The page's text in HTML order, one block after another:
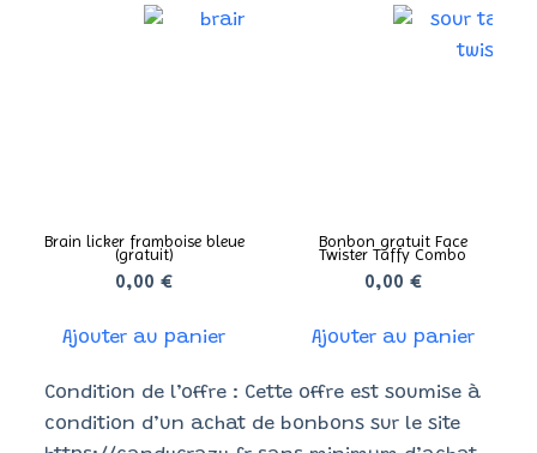
Brain licker framboise bleue
(gratuit)
0,00€
Ajouter au panier
Bonbon gratuit Face
Twister Taffy Combo
0,00 €
Ajouter au panier
Condition de l’offre : Cette offre est soumise à
condition d’un achat de bonbons sur le site